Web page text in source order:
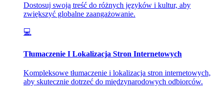
Dostosuj swoją treść do różnych języków i kultur, aby
zwiększyć globalne zaangażowanie.
💻
Tłumaczenie I Lokalizacja Stron Internetowych
Kompleksowe tłumaczenie i lokalizacja stron internetowych,
aby skutecznie dotrzeć do międzynarodowych odbiorców.